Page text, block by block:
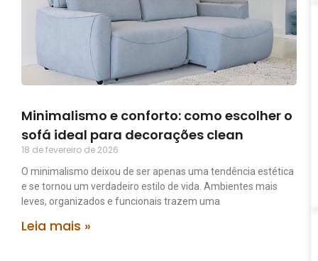
Minimalismo e conforto: como escolher o
sofá ideal para decorações clean
18 de fevereiro de 2026
O minimalismo deixou de ser apenas uma tendência estética
e se tornou um verdadeiro estilo de vida. Ambientes mais
leves, organizados e funcionais trazem uma
Leia mais »